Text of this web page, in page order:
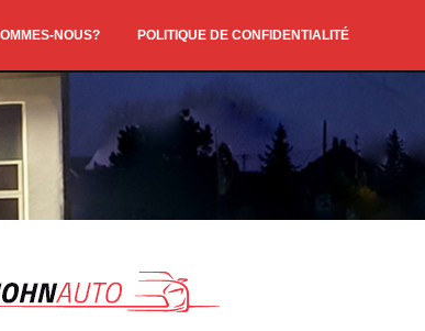
NOUS? POLITIQUE DE CONFIDENTIALITÉ